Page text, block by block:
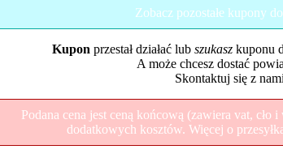
Zobacz pozostałe kupony do
Kupon przestał działać lub szukaszkuponu
A może chcesz dostać
Skontaktuj się z
Podana cena jest ceną końcową (zawiera vat,
dodatkowych kosztów. Więcej o